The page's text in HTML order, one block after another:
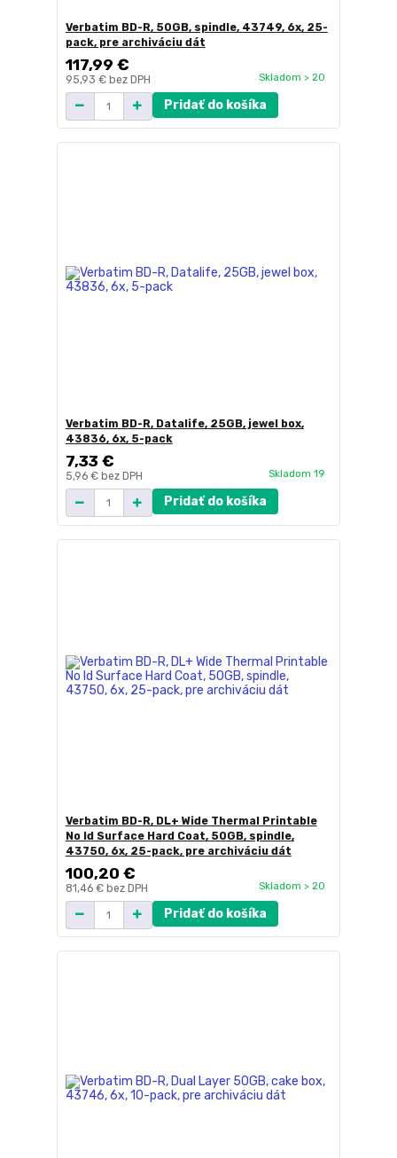
Verbatim BD-R, 50GB, spindle, 43749, 6x, 25-
pack, pre archiváciu dát
117,99 €
95,93 € bez DPH Skladom > 20
Pridať do košíka
Verbatim BD-R, Datalife, 25GB, jewel box,
43836, 6x, 5-pack
7,33 €
5,96 € bez DPH Skladom 19
Pridať do košíka
Verbatim BD-R, DL+ Wide Thermal Printable
No Id Surface Hard Coat, 50GB, spindle,
43750, 6x, 25-pack, pre archiváciu dát
100,20 €
81,46 € bez DPH Skladom > 20
Pridať do košíka